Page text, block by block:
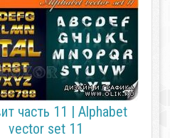
часть 11 | Alphabet
vector set 11